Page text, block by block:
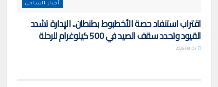
أخبار الساحل
اقتراب استنفاد حصة الأخطبوط بطنطان.. الإدارة تشدد
القيود وتحدد سقف الصيد في 500 كيلوغرام للرحلة